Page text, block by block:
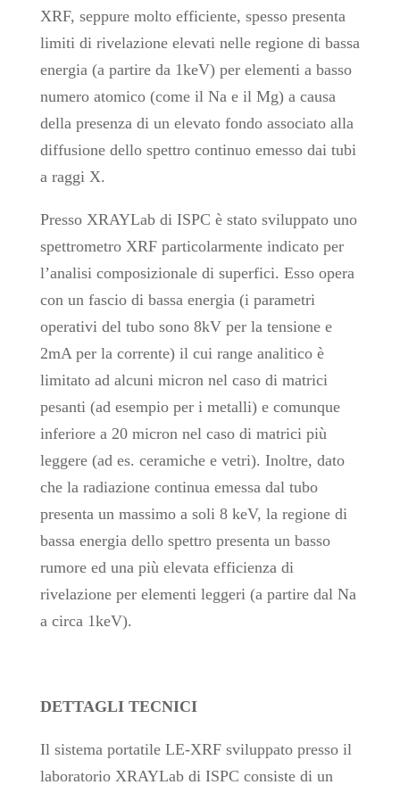
XRF, seppure molto efficiente, spesso presenta
limiti di rivelazione elevati nelle regione di bassa
energia (a partire da 1keV) per elementi a basso
numero atomico (come il Na e il Mg) a causa
della presenza di un elevato fondo associato alla
diffusione dello spettro continuo emesso dai tubi
a raggi X.
Presso XRAYLab di ISPC è stato sviluppato uno
spettrometro XRF particolarmente indicato per
l’analisi composizionale di superfici. Esso opera
con un fascio di bassa energia (i parametri
operativi del tubo sono 8kV per la tensione e
2mA per la corrente) il cui range analitico è
limitato ad alcuni micron nel caso di matrici
pesanti (ad esempio per i metalli) e comunque
inferiore a 20 micron nel caso di matrici più
leggere (ad es. ceramiche e vetri). Inoltre, dato
che la radiazione continua emessa dal tubo
presenta un massimo a soli 8 keV, la regione di
bassa energia dello spettro presenta un basso
rumore ed una più elevata efficienza di
rivelazione per elementi leggeri (a partire dal Na
a circa 1keV).
DETTAGLI TECNICI
Il sistema portatile LE-XRF sviluppato presso il
laboratorio XRAYLab di ISPC consiste di un